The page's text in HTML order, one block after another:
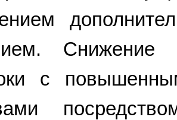
Снижение
с